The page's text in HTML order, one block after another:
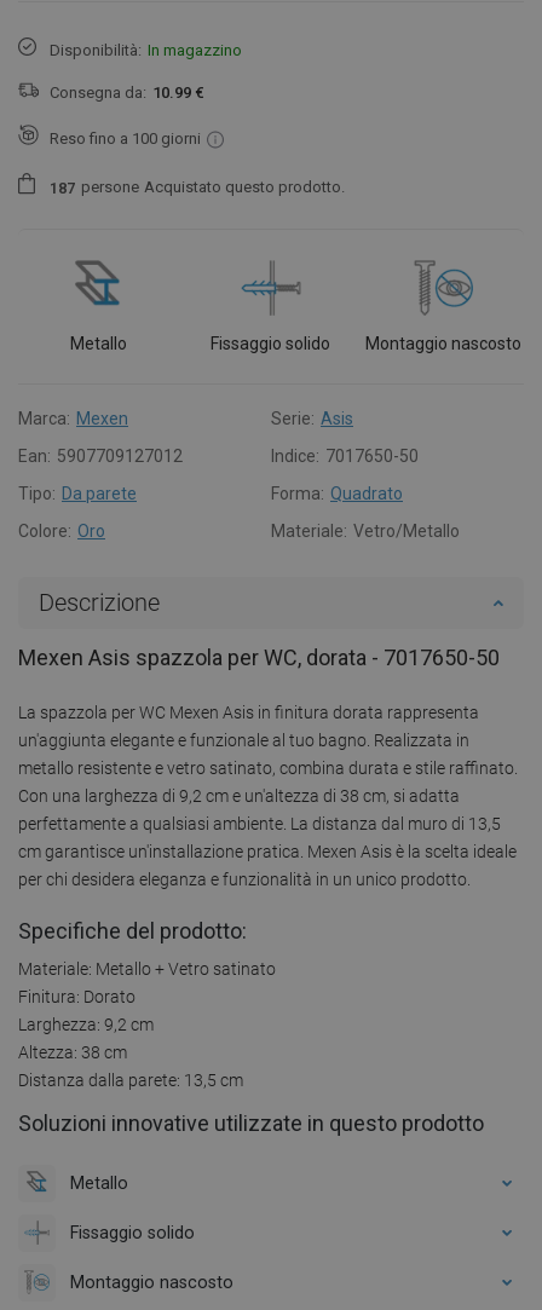
Disponibilità: In magazzino
Consegna da: 10.99 €
Reso fino a 100 giorni
1 87 persone Acquistato questo prodotto.
Metallo Fissaggio solido Montaggio nascosto
Marca: Mexen Serie: Asis
Ean: 5907709127012 Indice: 7017650-50
Tipo: Da parete Forma: Quadrato
Colore: Oro Materiale: Vetro/Metallo
Descrizione
Mexen Asis spazzola per WC, dorata - 7017650-50
La spazzola per WC Mexen Asis in finitura dorata rappresenta
un'aggiunta elegante e funzionale al tuo bagno. Realizzata in
metallo resistente e vetro satinato, combina durata e stile raffinato.
Con una larghezza di 9,2 cm e un'altezza di 38 cm, si adatta
perfettamente a qualsiasi ambiente. La distanza dal muro di 13,5
cm garantisce un'installazione pratica. Mexen Asis è la scelta ideale
per chi desidera eleganza e funzionalità in un unico prodotto.
Specifiche del prodotto:
Materiale: Metallo + Vetro satinato
Finitura: Dorato
Larghezza: 9,2 cm
Altezza: 38 cm
Distanza dalla parete: 13,5 cm
Soluzioni innovative utilizzate in questo prodotto
Metallo
Fissaggio solido
Montaggio nascosto